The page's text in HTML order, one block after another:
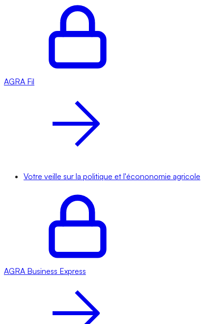
AGRA Fil
Votre veille sur la politique et l'écononomie agricole
AGRA Business Express